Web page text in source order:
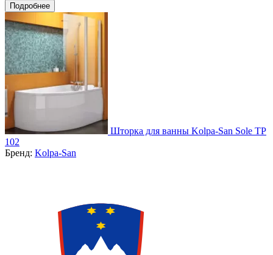
Подробнее
Шторка для ванны Kolpa-San Sole TP
102
Бренд: Kolpa-San